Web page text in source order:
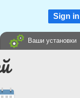
Sign in
Ваши установки